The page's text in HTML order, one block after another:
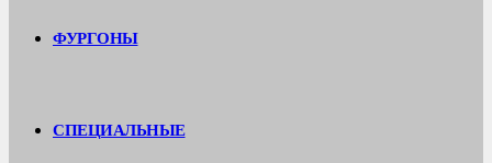
ФУРГОНЫ
СПЕЦИАЛЬНЫЕ